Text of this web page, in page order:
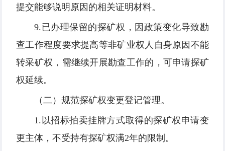
提交能够说明原因的相关证明材料。
9.已办理保留的探矿权，因政策变化导致勘
查工作程度要求提高等非矿业权人自身原因不能
转采矿权，需继续开展勘查工作的，可申请探矿
权延续。
（二）规范探矿权变更登记管理。
1.以招标拍卖挂牌方式取得的探矿权申请变
更主体，不受持有探矿权满2年的限制。